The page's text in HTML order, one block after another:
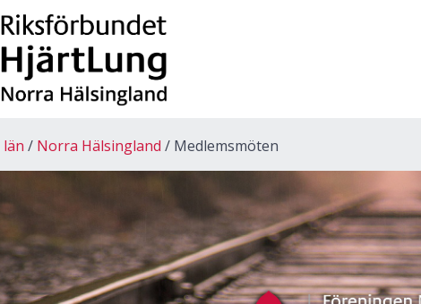
Norra Hälsingland Medlemsmöten